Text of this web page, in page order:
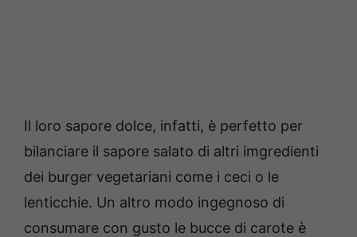
Il loro sapore dolce, infatti, è perfetto per
bilanciare il sapore salato di altri imgredienti
dei burger vegetariani come i ceci o le
lenticchie. Un altro modo ingegnoso di
consumare con gusto le bucce di carote è